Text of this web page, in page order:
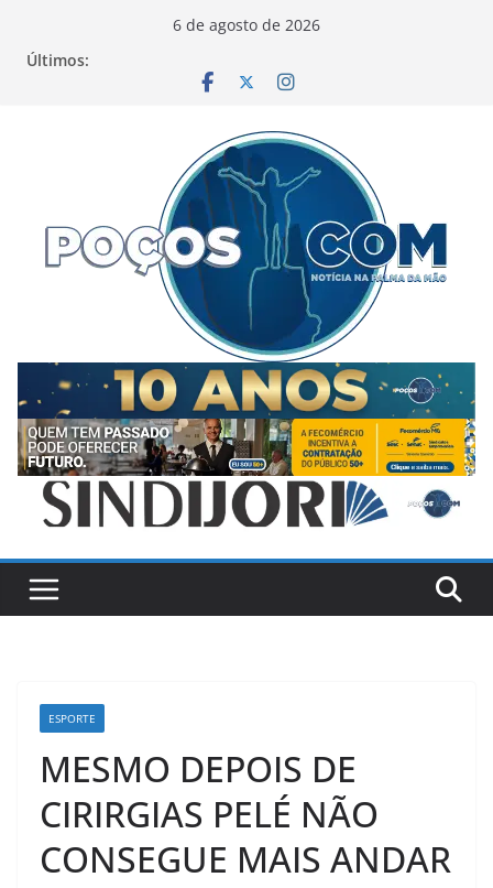
6 de agosto de 2026
Últimos:
ESPORTE
MESMO DEPOIS DE
CIRIRGIAS PELÉ NÃO
CONSEGUE MAIS ANDAR